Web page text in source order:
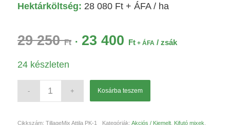
Hektárköltség: 28 080 Ft+ ÁFA / ha
29 250Ft Original
250 Ft.
23 400 FtCurrent
400 Ft.
+ ÁFA / zsák
24 készleten
Kosárba teszem
Cikkszám: TillageMix Attila PK-1 Kategóriák: Akciós / Kiemelt, Kifutó mixek,